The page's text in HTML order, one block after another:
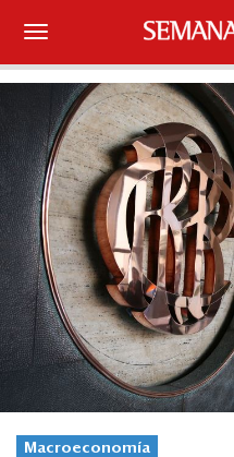
Suscríbase
Iniciar sesión
Portada
¿Qué está pasando?
Sectores y Empresas
Management
Economía y Finanzas
Legal y Política
Macroeconomía